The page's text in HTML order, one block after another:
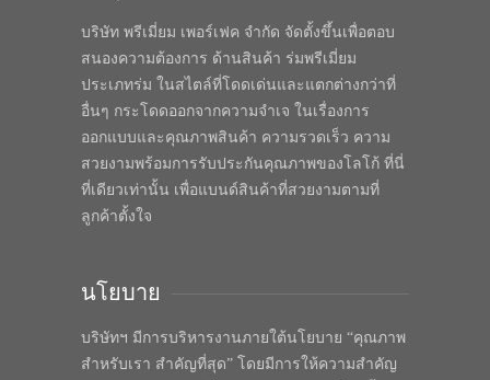
บริษัท พรีเมี่ยม เพอร์เฟค จำกัด จัดตั้งขึ้นเพื่อตอบ
สนองความต้องการ ด้านสินค้า ร่มพรีเมี่ยม
ประเภทร่ม ในสไตล์ที่โดดเด่นและแตกต่างกว่าที่
อื่นๆ กระโดดออกจากความจำเจ ในเรื่องการ
ออกแบบและคุณภาพสินค้า ความรวดเร็ว ความ
สวยงามพร้อมการรับประกันคุณภาพของโลโก้ ที่นี่
ที่เดียวเท่านั้น เพื่อแบนด์สินค้าที่สวยงามตามที่
ลูกค้าตั้งใจ
นโยบาย
บริษัทฯ มีการบริหารงานภายใต้นโยบาย “คุณภาพ
สำหรับเรา สำคัญที่สุด” โดยมีการให้ความสำคัญ